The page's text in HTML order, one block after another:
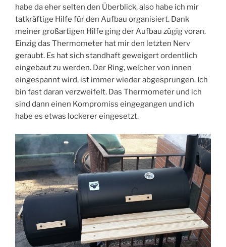
habe da eher selten den Überblick, also habe ich mir
tatkräftige Hilfe für den Aufbau organisiert. Dank
meiner großartigen Hilfe ging der Aufbau zügig voran.
Einzig das Thermometer hat mir den letzten Nerv
geraubt. Es hat sich standhaft geweigert ordentlich
eingebaut zu werden. Der Ring, welcher von innen
eingespannt wird, ist immer wieder abgesprungen. Ich
bin fast daran verzweifelt. Das Thermometer und ich
sind dann einen Kompromiss eingegangen und ich
habe es etwas lockerer eingesetzt.